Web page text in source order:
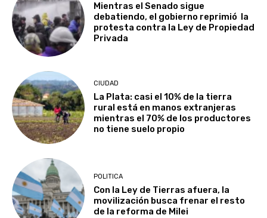
Mientras el Senado sigue
debatiendo, el gobierno reprimió la
protesta contra la Ley de Propiedad
Privada
CIUDAD
La Plata: casi el 10% de la tierra
rural está en manos extranjeras
mientras el 70% de los productores
no tiene suelo propio
POLITICA
Con la Ley de Tierras afuera, la
movilización busca frenar el resto
de la reforma de Milei